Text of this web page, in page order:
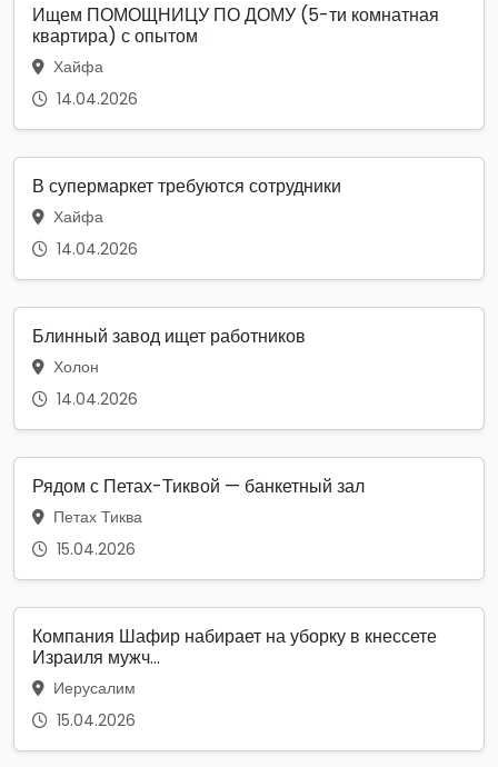
Ищем ПОМОЩНИЦУ ПО ДОМУ (5-ти комнатная
квартира) с опытом
Хайфа
14.04.2026
В супермаркет требуются сотрудники
Хайфа
14.04.2026
Блинный завод ищет работников
Холон
14.04.2026
Рядом с Петах-Тиквой — банкетный зал
Петах Тиква
15.04.2026
Компания Шафир набирает на уборку в кнессете
Израиля мужч...
Иерусалим
15.04.2026